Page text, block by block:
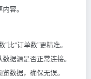
容。
比“订单数”更精准。
据源是否正常连接。
数据，确保无误。